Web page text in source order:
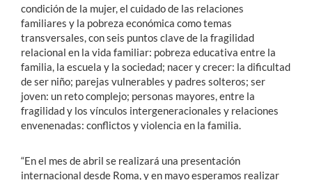
condición de la mujer, el cuidado de las relaciones
familiares y la pobreza económica como temas
transversales, con seis puntos clave de la fragilidad
relacional en la vida familiar: pobreza educativa entre la
familia, la escuela y la sociedad; nacer y crecer: la dificultad
de ser niño; parejas vulnerables y padres solteros; ser
joven: un reto complejo; personas mayores, entre la
fragilidad y los vínculos intergeneracionales y relaciones
envenenadas: conflictos y violencia en la familia.
“En el mes de abril se realizará una presentación
internacional desde Roma, y en mayo esperamos realizar